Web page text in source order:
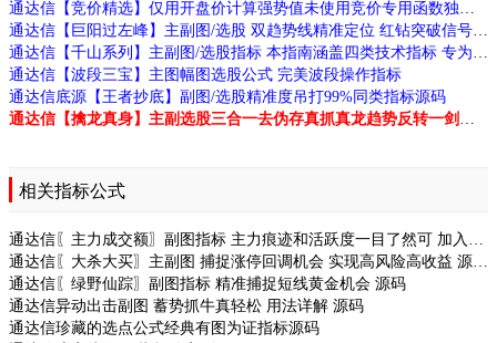
通达信【波段三宝】主图幅图选股公式 完美波段操作指标
通达信底源【王者抄底】副图/选股精准度吊打99%同类指标源码
相关指标公式
通达信〖绿野仙踪〗副图指标 精准捕捉短线黄金机会 源码
通达信异动出击副图 蓄势抓牛真轻松 用法详解 源码
通达信珍藏的选点公式经典有图为证指标源码